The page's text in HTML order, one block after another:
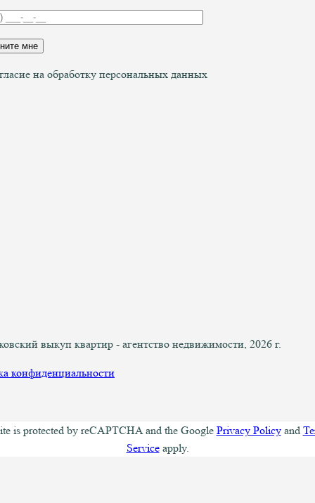
на обработку персональных данных
выкуп квартир - агентство недвижимости, 2026 г.
конфиденциальности
is protected by reCAPTCHA and the Google Privacy Policyand
Serviceapply.